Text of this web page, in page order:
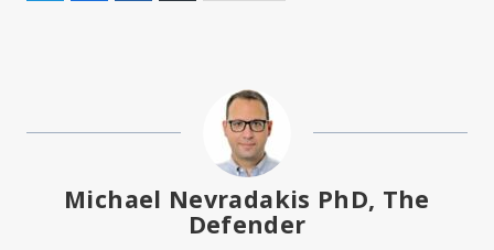
Michael Nevradakis PhD, The
Defender